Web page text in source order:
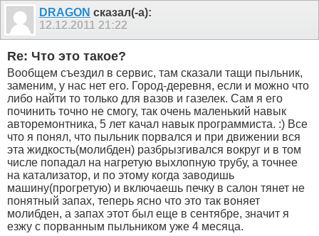
DRAGON сказал(-а):
12.12.2011 21:22
Re: Что это такое?
Вообщем съездил в сервис, там сказали тащи пыльник,
заменим, у нас нет его. Город-деревня, если и можно что
либо найти то только для вазов и газелек. Сам я его
починить точно не смогу, так очень маленький навык
авторемонтника, 5 лет качал навык программиста. :) Все
что я понял, что пыльник порвался и при движении вся
эта жидкость(молибден) разбрызгивался вокруг и в том
числе попадал на нагретую выхлопную трубу, а точнее
на катализатор, и по этому когда заводишь
машину(прогретую) и включаешь печку в салон тянет не
понятный запах, теперь ясно что это так воняет
молибден, а запах этот был еще в сентябре, значит я
езжу с порванным пыльником уже 4 месяца.